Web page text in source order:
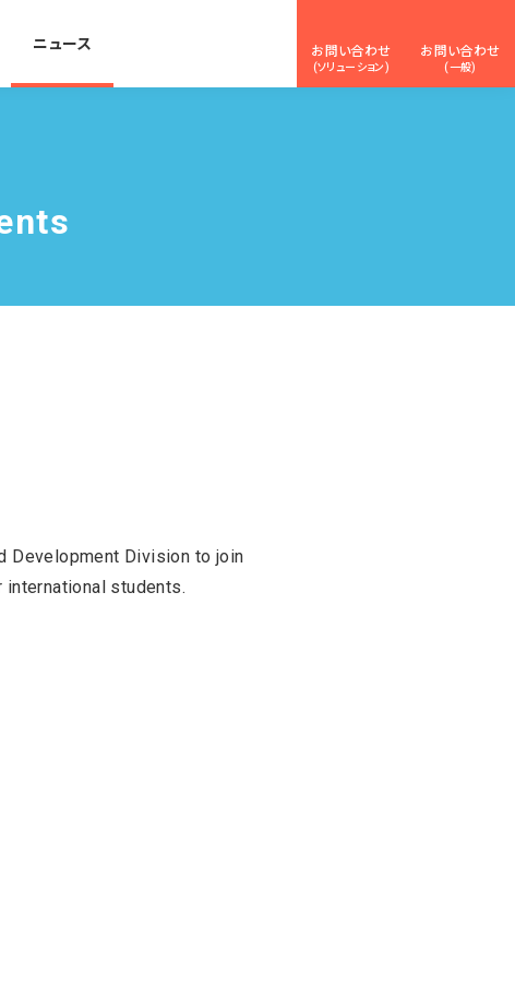
ニュース お問い合わせ
(ソリューション)
お問い合わせ
(一般)
Development Division to join
students.